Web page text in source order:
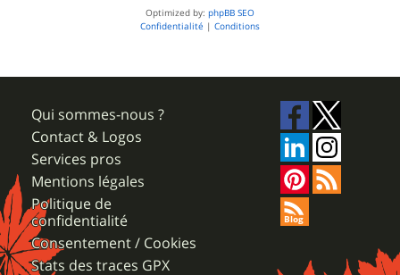
Optimized by: phpBB SEO
Confidentialité | Conditions
Qui sommes-nous ?
Contact & Logos
Services pros
Mentions légales
Politique de
confidentialité
Consentement / Cookies
Stats des traces GPX